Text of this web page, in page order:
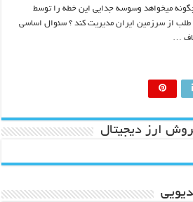
میخواهد وسوسه جدایی این خطه را توسط
طلب از سرزمین ایران مدیریت کند ؟ سئوال اساسی
…
ارز دیجیتال